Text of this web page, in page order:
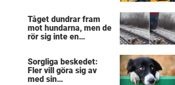
Tåget dundrar fram
mot hundarna, men de
rör sig inte en
hjärtskärande
Sorgliga beskedet:
Fler vill göra sig av
med sin